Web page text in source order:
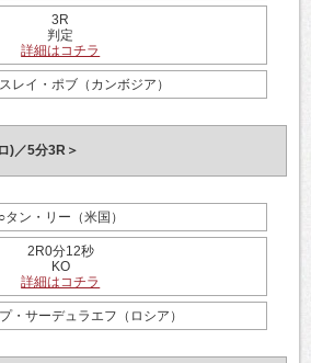
3R
判定
詳細はコチラ
レイ・ポブ（カンボジア）
)／5分3R＞
○タン・リー（米国）
2R0分12秒
KO
詳細はコチラ
・サーデュラエフ（ロシア）